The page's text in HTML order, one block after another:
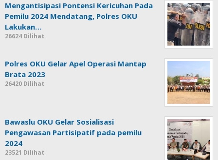
Mengantisipasi Pontensi Kericuhan Pada
Pemilu 2024 Mendatang, Polres OKU
Lakukan…
26624 Dilihat
Polres OKU Gelar Apel Operasi Mantap
Brata 2023
26420 Dilihat
Bawaslu OKU Gelar Sosialisasi
Pengawasan Partisipatif pada pemilu
2024
23521 Dilihat